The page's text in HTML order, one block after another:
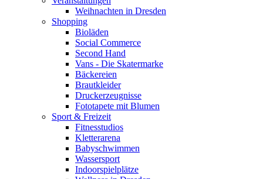
Weihnachten in Dresden
Shopping
Bioläden
Social Commerce
Second Hand
Vans - Die Skatermarke
Bäckereien
Brautkleider
Druckerzeugnisse
Fototapete mit Blumen
Sport & Freizeit
Fitnesstudios
Kletterarena
Babyschwimmen
Wassersport
Indoorspielplätze